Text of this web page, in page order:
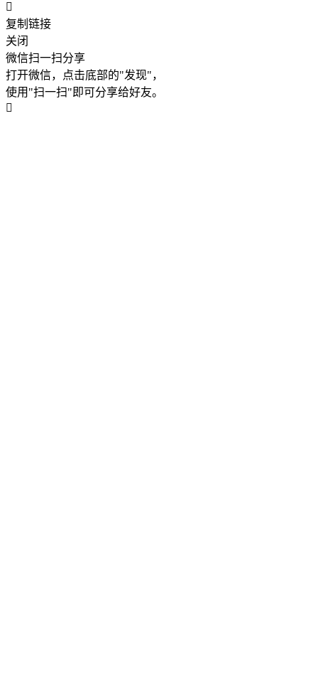
复制链接
关闭
微信扫一扫分享
打开微信，点击底部的"发现"，
使用"扫一扫"即可分享给好友。